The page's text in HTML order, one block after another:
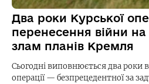
Два роки Курської
перенесення війни
злам планів Кремля
Сьогодні виповнюється два роки
операції — безпрецедентної за